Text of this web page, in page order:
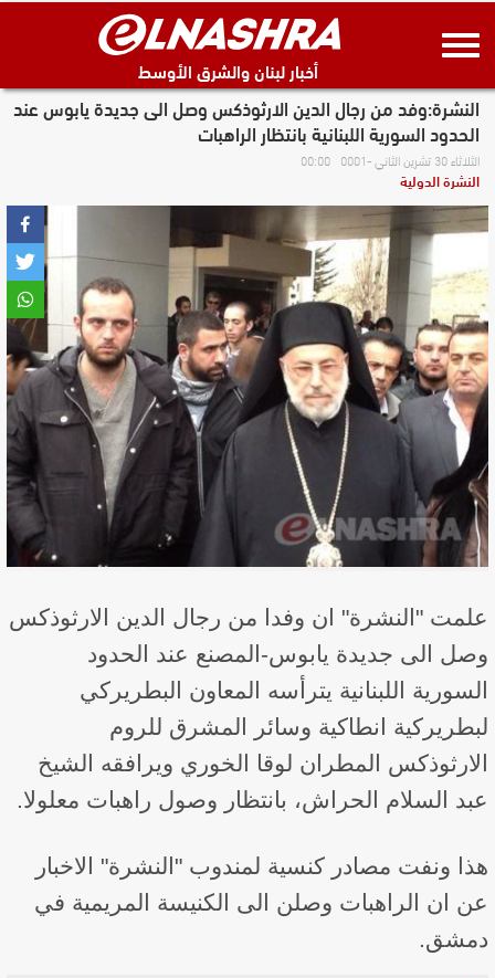
أخبار لبنان والشرق الأوسط
النشرة:وفد من رجال الدين الارثوذكس وصل الى جديدة يابوس عند
الحدود السورية اللبنانية بانتظار الراهبات
الثلاثاء 30 تشرين الثاني -0001 00:00
النشرة الدولية
علمت "النشرة" ان وفدا من رجال الدين الارثوذكس
وصل الى جديدة يابوس-المصنع عند الحدود
السورية اللبنانية يترأسه المعاون البطريركي
لبطريركية انطاكية وسائر المشرق للروم
الارثوذكس المطران لوقا الخوري ويرافقه الشيخ
عبد السلام الحراش، بانتظار وصول راهبات معلولا.
هذا ونفت مصادر كنسية لمندوب "النشرة" الاخبار
عن ان الراهبات وصلن الى الكنيسة المريمية في
دمشق.